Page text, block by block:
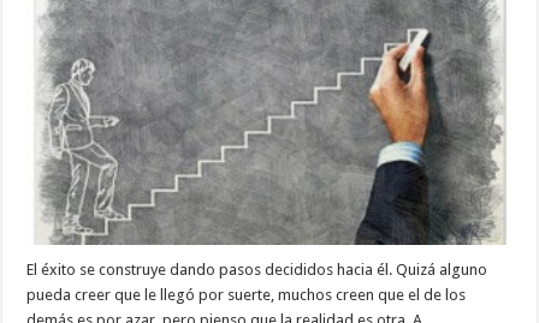
El éxito se construye dando pasos decididos hacia él. Quizá alguno
pueda creer que le llegó por suerte, muchos creen que el de los